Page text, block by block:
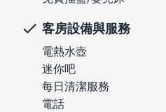
客房設備與服務
電熱水壺
迷你吧
每日清潔服務
電話